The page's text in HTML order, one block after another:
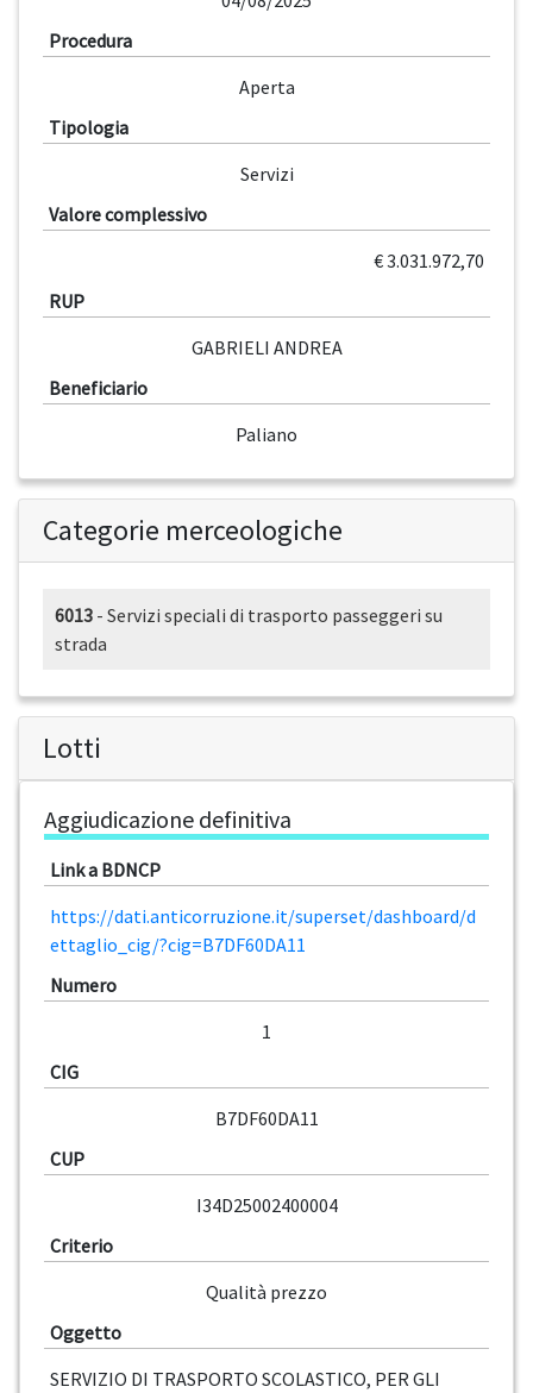
Procedura
Aperta
Tipologia
Servizi
Valore complessivo
€ 3.031.972,70
RUP
GABRIELI ANDREA
Beneficiario
Paliano
Categorie merceologiche
6013 - Servizi speciali di trasporto passeggeri su
strada
Lotti
Aggiudicazione definitiva
Link a BDNCP
https://dati.anticorruzione.it/superset/dashboard/d
ettaglio_cig/?cig=B7DF60DA11
Numero
1
CIG
B7DF60DA11
CUP
I34D25002400004
Criterio
Qualità prezzo
Oggetto
SERVIZIO DI TRASPORTO SCOLASTICO, PER GLI